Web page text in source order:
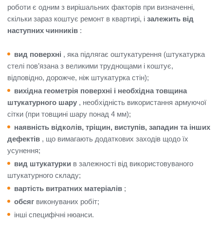
роботи є одним з вирішальних факторів при визначенні,
скільки зараз коштує ремонт в квартирі, і залежить від
наступних чинників :
вид поверхні , яка підлягає оштукатурення (штукатурка
стелі пов’язана з великими труднощами і коштує,
відповідно, дорожче, ніж штукатурка стін);
вихідна геометрія поверхні і необхідна товщина
штукатурного шару , необхідність використання армуючої
сітки (при товщині шару понад 4 мм);
наявність відколів, тріщин, виступів, западин та інших
дефектів , що вимагають додаткових заходів щодо їх
усунення;
вид штукатурки в залежності від використовуваного
штукатурного складу;
вартість витратних матеріалів ;
обсяг виконуваних робіт;
інші специфічні нюанси.